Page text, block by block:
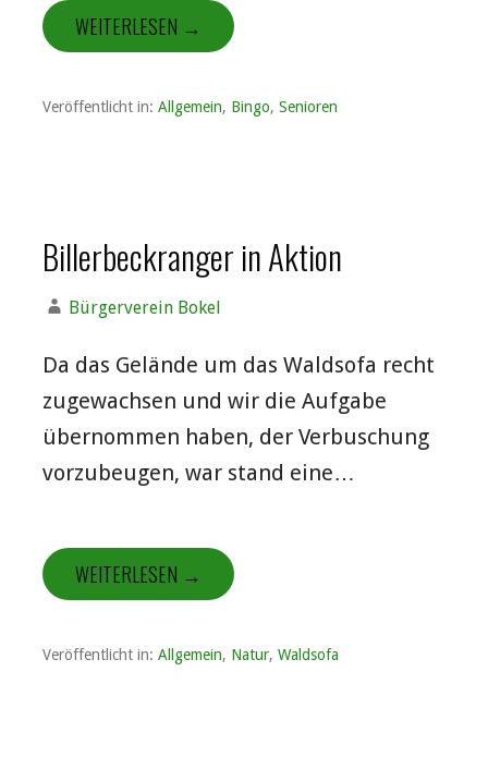
WEITERLESEN →
Veröffentlicht in: Allgemein, Bingo, Senioren
Billerbeckranger in Aktion
Bürgerverein Bokel
Da das Gelände um das Waldsofa recht
zugewachsen und wir die Aufgabe
übernommen haben, der Verbuschung
vorzubeugen, war stand eine…
WEITERLESEN →
Veröffentlicht in: Allgemein, Natur, Waldsofa